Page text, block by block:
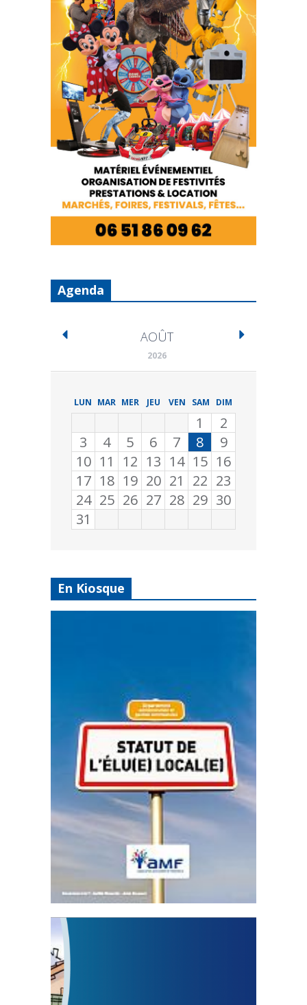
Agenda
AOÛT
2026
LUN MAR MER JEU VEN SAM DIM
1
2
3
4 5 6 7 8
9
10 11 12 13 14 15 16
17 18 19 20 21 22 23
24 25 26 27 28 29 30
31
En Kiosque
Statut de l’élu local
3 avril 2024
Mise à jour avril 2024
FEUILLETER